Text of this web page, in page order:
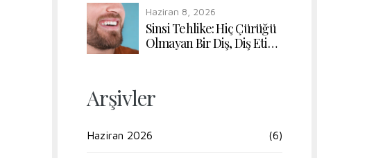
Haziran 8, 2026
Sinsi Tehlike: Hiç Çürüğü
Olmayan Bir Diş, Diş Eti
Arşivler
Haziran 2026 (6)